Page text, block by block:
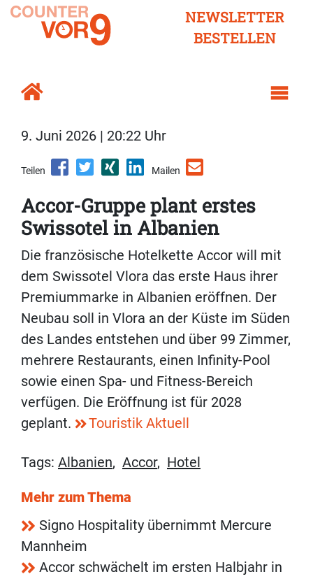
NEWSLETTER
BESTELLEN
9. Juni 2026 | 20:22 Uhr
Teilen Mailen
Accor-Gruppe plant erstes
Swissotel in Albanien
Die französische Hotelkette Accor will mit
dem Swissotel Vlora das erste Haus ihrer
Premiummarke in Albanien eröffnen. Der
Neubau soll in Vlora an der Küste im Süden
des Landes entstehen und über 99 Zimmer,
mehrere Restaurants, einen Infinity-Pool
sowie einen Spa- und Fitness-Bereich
verfügen. Die Eröffnung ist für 2028
geplant.
Touristik Aktuell
Tags: Albanien, Accor, Hotel
Mehr zum Thema
Signo Hospitality übernimmt Mercure
Mannheim
Accor schwächelt im ersten Halbjahr in